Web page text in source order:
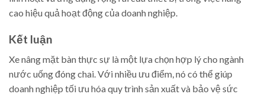
cao hiệu quả hoạt động của doanh nghiệp.
Kết luận
Xe nâng mặt bàn thực sự là một lựa chọn hợp lý cho ngành
nước uống đóng chai. Với nhiều ưu điểm, nó có thể giúp
doanh nghiệp tối ưu hóa quy trình sản xuất và bảo vệ sức